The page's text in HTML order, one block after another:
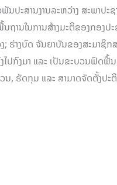
ະສານງານລະຫວ່າງ ສະພາປ
ານໃນການສ້າງມະຕິຂອງກອງ
; ຮ່າງບົດ ຈັນຍາບັນຂອງສະມ
ປກົງມາ ແລະ ເປັນຂະບວນຟົດ
ນ, ຮັດກຸມ ແລະ ສາມາດຈັດຕັ້ງປ